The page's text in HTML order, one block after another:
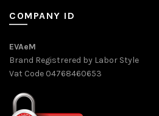
COMPANY ID
EVAeM
Brand Registrered by Labor Style
Vat Code 04768460653